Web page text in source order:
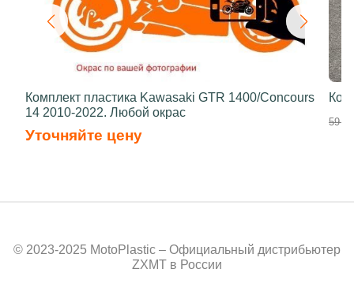
Комплект пластика Kawasaki GTR 1400/Concours
14 2010-2022. Любой окрас
Уточняйте цену
59
© 2023-2025 MotoPlastic – Официальный дистрибьютер
ZXMT в России